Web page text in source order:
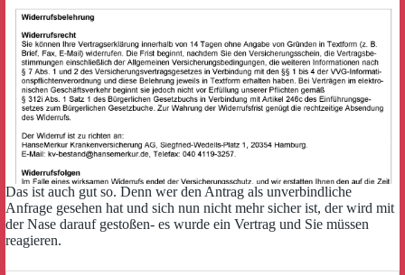
Das ist auch gut so. Denn wer den Antrag als unverbindliche
Anfrage gesehen hat und sich nun nicht mehr sicher ist, der wird mit
der Nase darauf gestoßen- es wurde ein Vertrag und Sie müssen
reagieren.